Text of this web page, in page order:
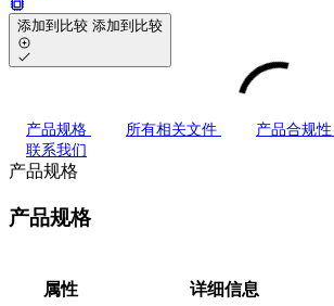
添加到比较 添加到比较
产品规格 所有相关文件 产品合规性
联系我们
产品规格
产品规格
属性 详细信息